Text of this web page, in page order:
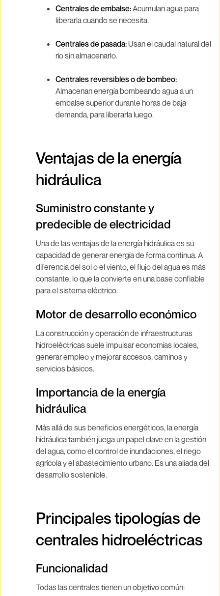
Centrales de embalse:Acumulan agua para
liberarla cuando se necesita.
Centrales de pasada: Usan el caudal natural del
río sin almacenarlo.
Centrales reversibles o de bombeo:
Almacenan energía bombeando agua a un
embalse superior durante horas de baja
demanda, para liberarla luego.
Ventajas de la energía
hidráulica
Suministro constante y
predecible de electricidad
Una de las ventajas de la energía hidráulica es su
capacidad de generar energía de forma continua. A
diferencia del sol o el viento, el flujo del agua es más
constante, lo que la convierte en una base confiable
para el sistema eléctrico.
Motor de desarrollo económico
La construcción y operación de infraestructuras
hidroeléctricas suele impulsar economías locales,
generar empleo y mejorar accesos, caminos y
servicios básicos.
Importancia de la energía
hidráulica
Más allá de sus beneficios energéticos, la energía
hidráulica también juega un papel clave en la gestión
del agua, como el control de inundaciones, el riego
agrícola y el abastecimiento urbano. Es una aliada del
desarrollo sostenible.
Principales tipologías de
centrales hidroeléctricas
Funcionalidad
Todas las centrales tienen un objetivo común: